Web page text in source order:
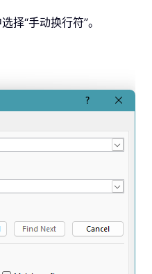
择“手动换行符”。